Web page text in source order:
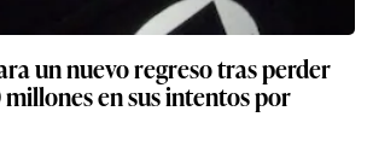
un nuevo regreso tras perder
millones en sus intentos por